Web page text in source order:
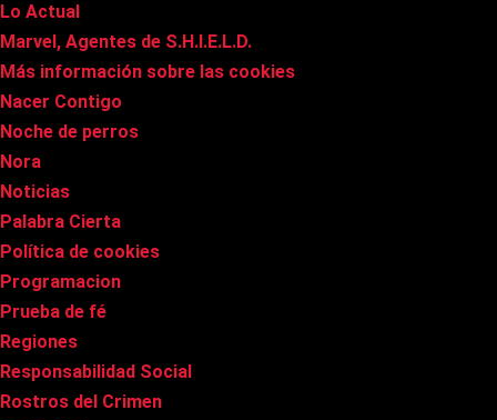
Lo Actual
Marvel, Agentes de S.H.I.E.L.D.
Más información sobre las cookies
Nacer Contigo
Noche de perros
Nora
Noticias
Palabra Cierta
Política de cookies
Programacion
Prueba de fé
Regiones
Responsabilidad Social
Rostros del Crimen